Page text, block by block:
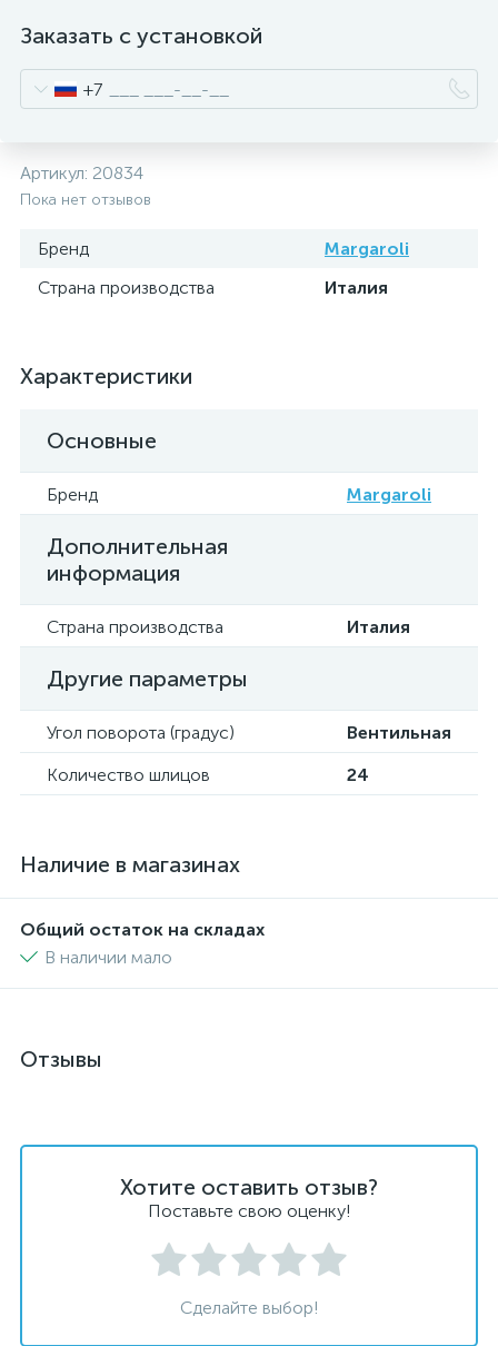
Заказать с установкой
+7
Артикул: 20834
Пока нет отзывов
Бренд
Margaroli
Страна производства
Италия
Характеристики
Основные
Бренд Margaroli
Дополнительная
информация
Страна производства Италия
Другие параметры
Угол поворота (градус)
Вентильная
Количество шлицов
24
Наличие в магазинах
Общий остаток на складах
В наличии мало
Отзывы
Хотите оставить отзыв?
Поставьте свою оценку!
Сделайте выбор!